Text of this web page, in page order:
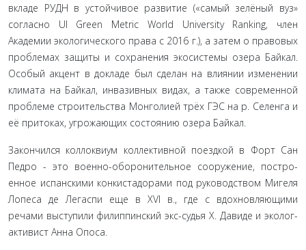
вкладе РУДН в устойчивое развитие («самый зелёный вуз»
согласно UI Green Metric World University Ranking, член
Академии экологическо­го права с 2016 г.), а затем о правовых
проблемах защиты и со­хранения экосистемы озера Байкал.
Особый акцент в докладе был сделан на влиянии изменении
климата на Байкал, инва­зивных видах, а также современной
проблеме строительства Монголией трёх ГЭС на р. Селенга и
её притоках, угрожаю­щих состоянию озера Байкал.
Закончился коллоквиум коллективной поездкой в Форт Сан
Педро - это военно-оборонительное сооружение, постро­
енное испанскими конкистадорами под руководством Мигеля
Лопеса де Легаспи еще в XVI в., где с вдохновляющими
речами выступили филиппинский экс-судья Х. Давиде и эколог-
акти­вист Анна Опоса.